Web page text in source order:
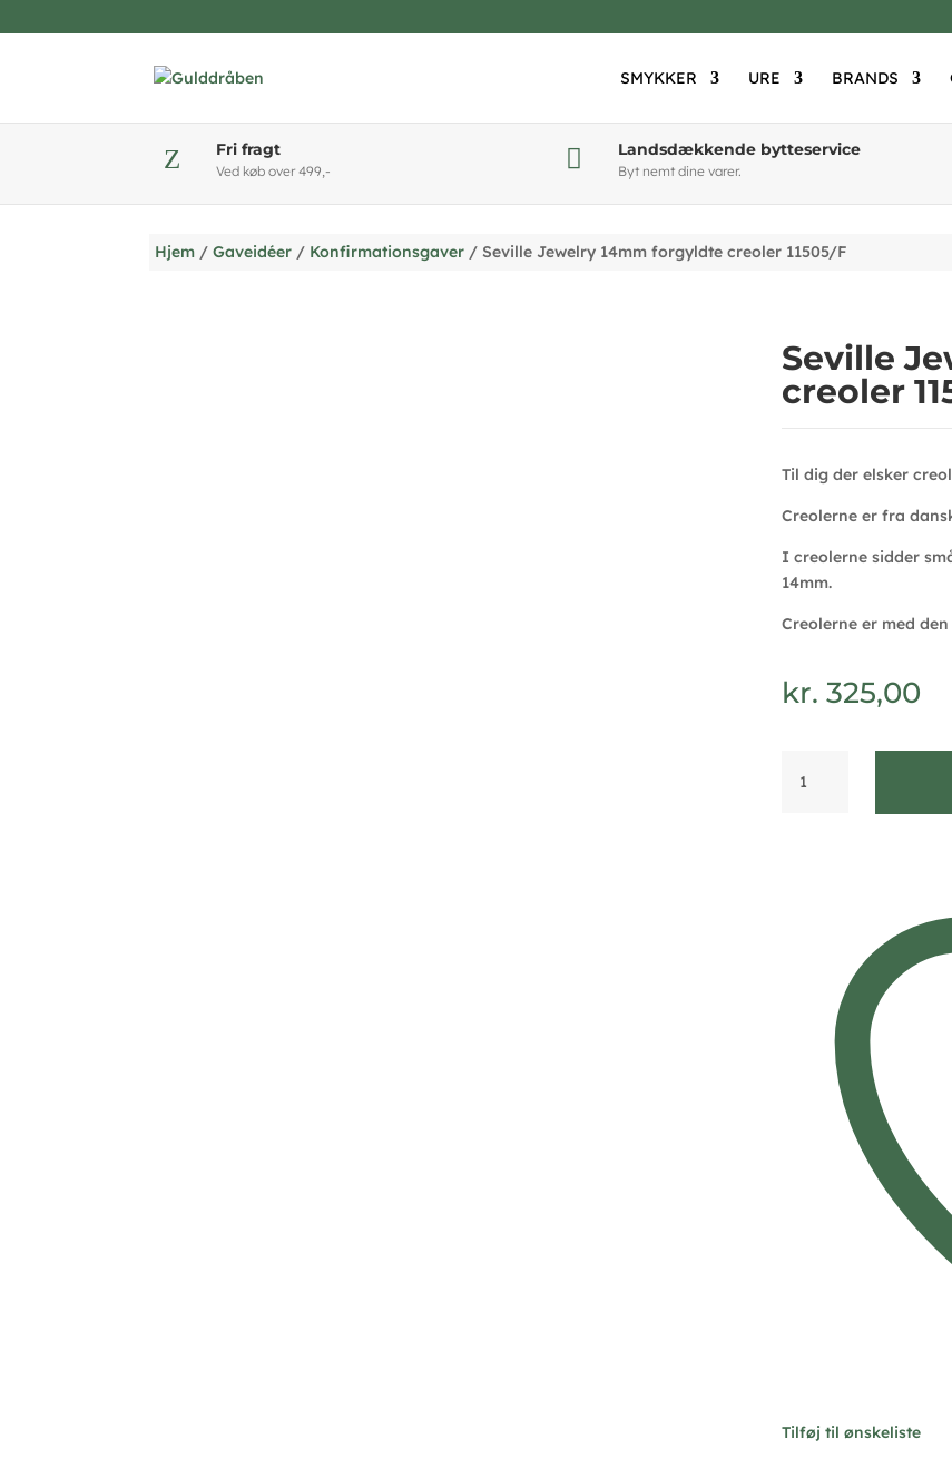
SMYKKER URE BRANDS
Z Fri fragt
Ved køb over 499,-  Landsdækkende bytteservice
Byt nemt dine varer.
Hjem /Gaveidéer / Konfirmationsgaver / Seville Jewelry 14mm forgyldte creoler 11505/F
Seville
creoler
Til dig der elsker
Creolerne er fra
I creolerne sidder
14mm.
Creolerne er med
kr. 325,00
Jewelry
Tilføj til ønskeliste